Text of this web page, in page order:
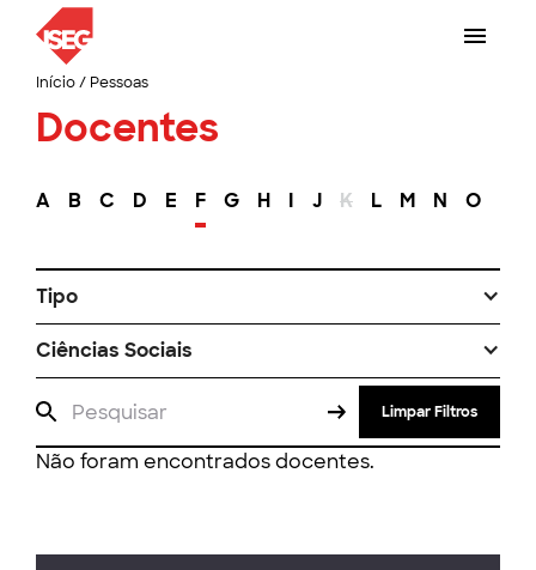
Início/ Pessoas
Docentes
A B C D E F G H I J K L M N O
Tipo
Ciências Sociais
Limpar Filtros
Não foram encontrados docentes.